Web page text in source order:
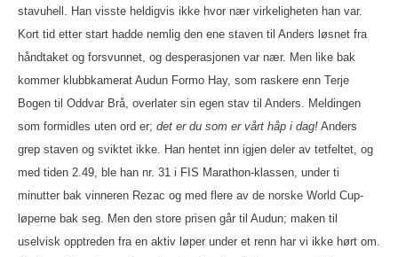
stavuhell. Han visste heldigvis ikke hvor nær virkeligheten han var.
Kort tid etter start hadde nemlig den ene staven til Anders løsnet fra
håndtaket og forsvunnet, og desperasjonen var nær. Men like bak
kommer klubbkamerat Audun Formo Hay, som raskere enn Terje
Bogen til Oddvar Brå, overlater sin egen stav til Anders. Meldingen
som formidles uten ord er; det er du som er vårt håp i dag! Anders
grep staven og sviktet ikke. Han hentet inn igjen deler av tetfeltet, og
med tiden 2.49, ble han nr. 31 i FIS Marathon-klassen, under ti
minutter bak vinneren Rezac og med flere av de norske World Cup-
løperne bak seg. Men den store prisen går til Audun; maken til
uselvisk opptreden fra en aktiv løper under et renn har vi ikke hørt om.